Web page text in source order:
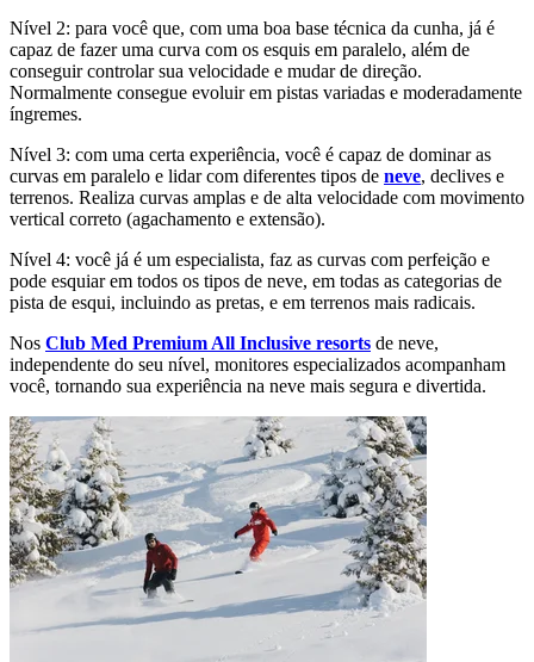
Nível 2: para você que, com uma boa base técnica da cunha, já é
capaz de fazer uma curva com os esquis em paralelo, além de
conseguir controlar sua velocidade e mudar de direção.
Normalmente consegue evoluir em pistas variadas e moderadamente
íngremes.
Nível 3: com uma certa experiência, você é capaz de dominar as
curvas em paralelo e lidar com diferentes tipos de neve, declives e
terrenos. Realiza curvas amplas e de alta velocidade com movimento
vertical correto (agachamento e extensão).
Nível 4: você já é um especialista, faz as curvas com perfeição e
pode esquiar em todos os tipos de neve, em todas as categorias de
pista de esqui, incluindo as pretas, e em terrenos mais radicais.
Nos Club Med Premium All Inclusive resorts de neve,
independente do seu nível, monitores especializados acompanham
você, tornando sua experiência na neve mais segura e divertida.